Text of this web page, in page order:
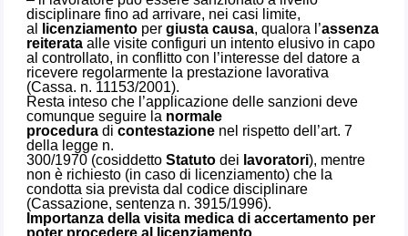
disciplinare fino ad arrivare, nei casi limite,
al
licenziamento pergiusta causa, qualora l’assenza
reiterata alle visite configuri un intento elusivo in capo
al controllato, in conflitto con l’interesse del datore a
ricevere regolarmente la prestazione lavorativa
(Cassa. n. 11153/2001).
Resta inteso che l’applicazione delle sanzioni deve
comunque seguire la normale
procedura dicontestazione nel rispetto dell’art. 7
della legge n.
300/1970 (cosiddettoStatuto dei lavoratori), mentre
non è richiesto (in caso di licenziamento) che la
condotta sia prevista dal codice disciplinare
(Cassazione, sentenza n. 3915/1996).
Importanza della visita medica di accertamento per